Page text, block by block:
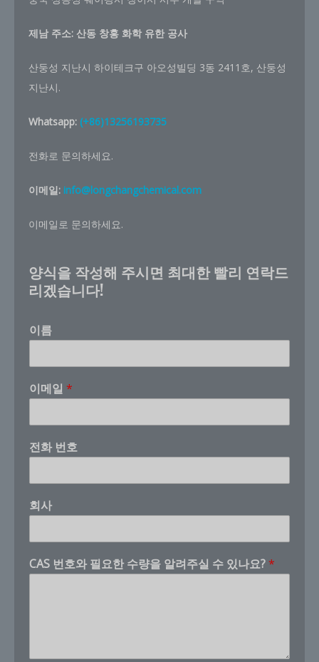
제남 주소: 산동 창홍 화학 유한 공사
산둥성 지난시 하이테크구 아오성빌딩 3동 2411호, 산둥성
지난시.
Whatsapp: (+86)13256193735
전화로 문의하세요.
이메일: info@longchangchemical.com
이메일로 문의하세요.
양식을 작성해 주시면 최대한 빨리 연락드
리겠습니다!
이름
번
호
름
이메일 *
전화 번호
회사
CAS 번호와 필요한 수량을 알려주실 수 있나요? *